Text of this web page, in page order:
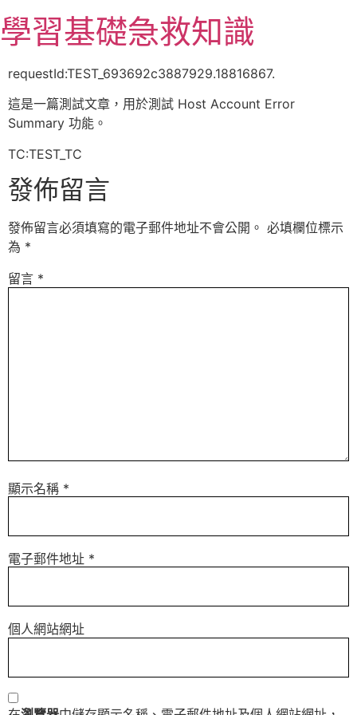
至
主
容
學習基礎急救知識
requestId:TEST_693692c3887929.18816867.
這是一篇測試文章，用於測試 Host Account Error
Summary 功能。
TC:TEST_TC
發佈留言
發佈留言必須填寫的電子郵件地址不會公開。 必填欄位標示
為 *
留言 *
顯示名稱 *
電子郵件地址 *
個人網站網址